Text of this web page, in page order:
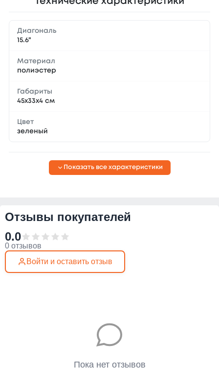
Диагональ
15.6"
Материал
полиэстер
Габариты
45х33х4 см
Цвет
зеленый
Показать все характеристики
Отзывы покупателей
0.0
0 отзывов
Войти и оставить отзыв
Пока нет отзывов